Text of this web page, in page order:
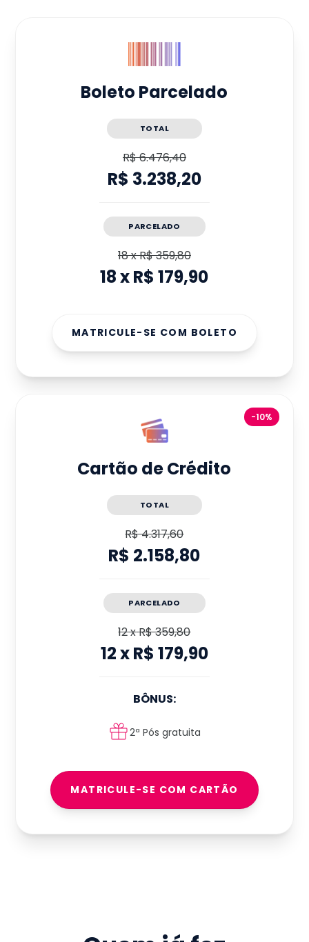
Boleto Parcelado
TOTAL
R$ 6.476,40
R$ 3.238,20
PARCELADO
18xR$ 359,80
18xR$ 179,90
MATRICULE-SE COM BOLETO
-10%
Cartão de Crédito
TOTAL
R$ 4.317,60
R$ 2.158,80
PARCELADO
12xR$ 359,80
12xR$ 179,90
BÔNUS:
2ª Pós gratuita
MATRICULE-SE COM CARTÃO